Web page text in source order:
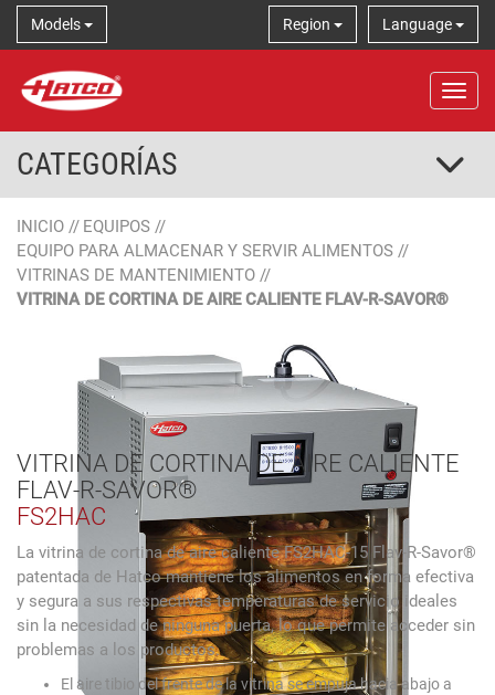
Models Language
Region
CATEGORÍAS
INICIO // EQUIPOS //
EQUIPO PARA ALMACENAR Y SERVIR ALIMENTOS //
VITRINAS DE MANTENIMIENTO //
VITRINA DE CORTINA DE AIRE CALIENTE FLAV-R-SAVOR®
VITRINA DE CORTINA DE AIRE CALIENTE
FLAV-R-SAVOR®
FS2HAC
La vitrina de cortina de aire caliente FS2HAC-15 Flav-R-Savor®
patentada de Hatco mantiene los alimentos en forma efectiva
y segura a sus respectivas temperaturas de servicio ideales
sin la necesidad de ninguna puerta, lo que permite acceder sin
problemas a los productos.
El aire tibio del frente de la vitrina se empuja hacia abajo a